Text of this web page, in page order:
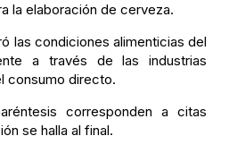
la elaboración de cerveza.
las condiciones alimenticias del
a través de las industrias
consumo directo.
corresponden a citas
se halla al final.